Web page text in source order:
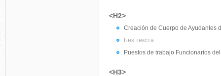
<H2>
Creación de Cuerpo de Ayudantes
Без текста
Puestos de trabajo Funcionarios
<H3>